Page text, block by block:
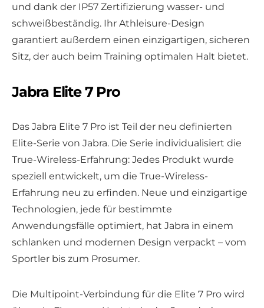
und dank der IP57 Zertifizierung wasser- und
schweißbeständig. Ihr Athleisure-Design
garantiert außerdem einen einzigartigen, sicheren
Sitz, der auch beim Training optimalen Halt bietet.
Jabra Elite 7 Pro
Das Jabra Elite 7 Pro ist Teil der neu definierten
Elite-Serie von Jabra. Die Serie individualisiert die
True-Wireless-Erfahrung: Jedes Produkt wurde
speziell entwickelt, um die True-Wireless-
Erfahrung neu zu erfinden. Neue und einzigartige
Technologien, jede für bestimmte
Anwendungsfälle optimiert, hat Jabra in einem
schlanken und modernen Design verpackt – vom
Sportler bis zum Prosumer.
Die Multipoint-Verbindung für die Elite 7 Pro wird